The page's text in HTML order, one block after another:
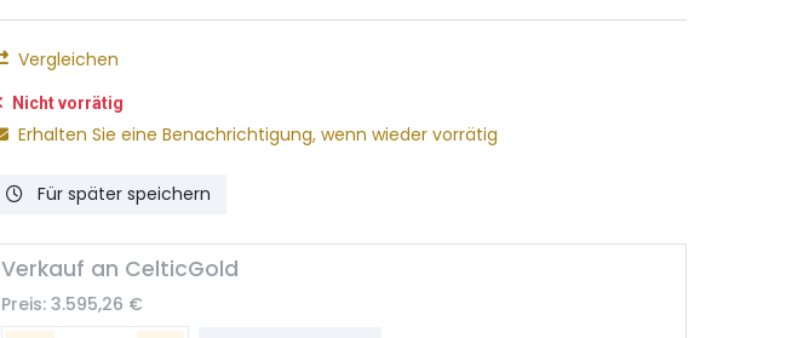
Vergleichen
Nicht vorrätig
Erhalten Sie eine Benachrichtigung, wenn wieder vorrätig
Für später speichern
Verkauf an CelticGold
Preis: 3.595,26 €